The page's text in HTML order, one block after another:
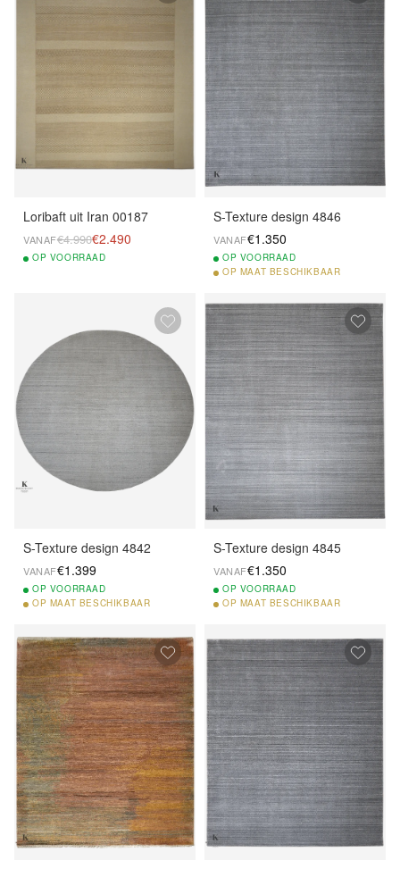
Loribaft uit Iran 00187
VANAF€4.990€2.490
OP VOORRAAD
S-Texture design 4846
VANAF€1.350
OP VOORRAAD
OP MAAT BESCHIKBAAR
S-Texture design 4842
VANAF€1.399
OP VOORRAAD
OP MAAT BESCHIKBAAR
S-Texture design 4845
VANAF€1.350
OP VOORRAAD
OP MAAT BESCHIKBAAR